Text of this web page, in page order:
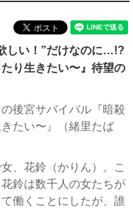
しい！”だけなのに…!?
り生きたい〜』待望の
後宮サバイバル『暗殺
たい〜』（緒里たば
、花鈴（かりん）。こ
鈴は数千人の女たちが
働くことにしたが、誰